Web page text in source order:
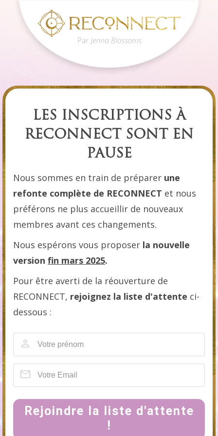
LES INSCRIPTIONS À
RECONNECT SONT EN
PAUSE
Nous sommes en train de préparer une
refonte complète de RECONNECT et nous
préférons ne plus accueillir de nouveaux
membres avant ces changements.
Nous espérons vous proposer la nouvelle
version fin mars 2025.
Pour être averti de la réouverture de
RECONNECT, rejoignez la liste d'attente ci-
dessous :
Rejoindre la liste d'attente
!